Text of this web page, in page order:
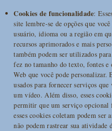
Cookies de funcionalidade:
site lembre-se de opções que
usuário, idioma ou a região em
recursos aprimorados e mais
também podem ser utilizados
fez no tamanho do texto, fontes e
Web que você pode personalizar.
usados para fornecer serviços
um vídeo. Além disso, esses
permitir que um serviço opcional
esses cookies coletam podem ser
não podem rastrear sua atividade